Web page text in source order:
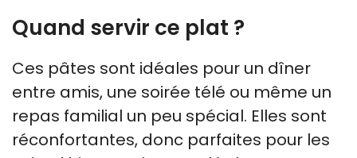
Quand servir ce plat ?
Ces pâtes sont idéales pour un dîner
entre amis, une soirée télé ou même un
repas familial un peu spécial. Elles sont
réconfortantes, donc parfaites pour les